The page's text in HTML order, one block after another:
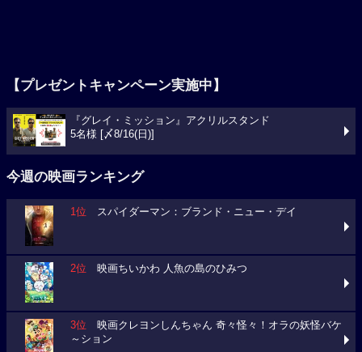
【プレゼントキャンペーン実施中】
『グレイ・ミッション』アクリルスタンド
5名様 [〆8/16(日)]
今週の映画ランキング
1位 スパイダーマン：ブランド・ニュー・デイ
2位 映画ちいかわ 人魚の島のひみつ
3位 映画クレヨンしんちゃん 奇々怪々！オラの妖怪バケ
～ション